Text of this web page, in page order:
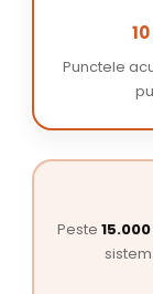
Punctele
Peste